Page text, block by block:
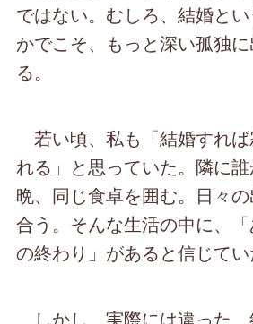
ではない。むしろ、結婚と
かでこそ、もっと深い孤独
る。
若い頃、私も「結婚すれ
れる」と思っていた。隣に
晩、同じ食卓を囲む。日々
合う。そんな生活の中に、
の終わり」があると信じてい
しかし、実際には違った